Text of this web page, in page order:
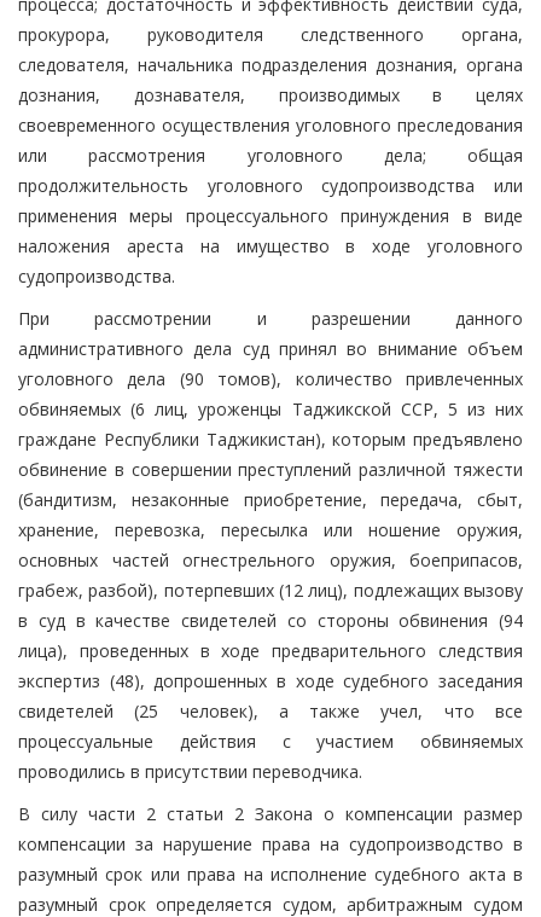
прокурора, руководителя следственного органа,
следователя, начальника подразделения дознания, органа
дознания, дознавателя, производимых в целях
своевременного осуществления уголовного преследования
или рассмотрения уголовного дела; общая
продолжительность уголовного судопроизводства или
применения меры процессуального принуждения в виде
наложения ареста на имущество в ходе уголовного
судопроизводства.
При рассмотрении и разрешении данного
административного дела суд принял во внимание объем
уголовного дела (90 томов), количество привлеченных
обвиняемых (6 лиц, уроженцы Таджикской ССР, 5 из них
граждане Республики Таджикистан), которым предъявлено
обвинение в совершении преступлений различной тяжести
(бандитизм, незаконные приобретение, передача, сбыт,
хранение, перевозка, пересылка или ношение оружия,
основных частей огнестрельного оружия, боеприпасов,
грабеж, разбой), потерпевших (12 лиц), подлежащих вызову
в суд в качестве свидетелей со стороны обвинения (94
лица), проведенных в ходе предварительного следствия
экспертиз (48), допрошенных в ходе судебного заседания
свидетелей (25 человек), а также учел, что все
процессуальные действия с участием обвиняемых
проводились в присутствии переводчика.
В силу части 2 статьи 2 Закона о компенсации размер
компенсации за нарушение права на судопроизводство в
разумный срок или права на исполнение судебного акта в
разумный срок определяется судом, арбитражным судом